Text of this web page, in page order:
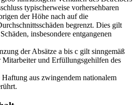
typischerweise vorhersehbaren
der Höhe nach auf die
begrenzt. Dies gilt
insbesondere entgangenen
der Absätze a bis c gilt sinngemäß
Mitarbeiter und Erfüllungsgehilfen des
aus zwingendem nationalem